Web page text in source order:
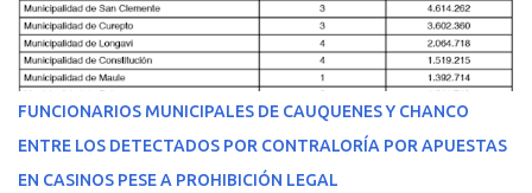
Talca con escolta de Carabineros. En medio del traslado, el
estudiante de medicina de 25 años, se agravó y pese a los esfuerzos
del personal de emergencia terminó falleciendo, sin alcanzar a
recibir atención especializada en el centro de destino. Apenas se
conoció la gravedad de su condición, sus padres —residentes en
Villarrica— se trasladaron a Cauquenes con la esperanza de una
evolución favorable. No obstante, alrededo...
FUNCIONARIOS MUNICIPALES DE CAUQUENES Y CHANCO
ENTRE LOS DETECTADOS POR CONTRALORÍA POR APUESTAS
EN CASINOS PESE A PROHIBICIÓN LEGAL